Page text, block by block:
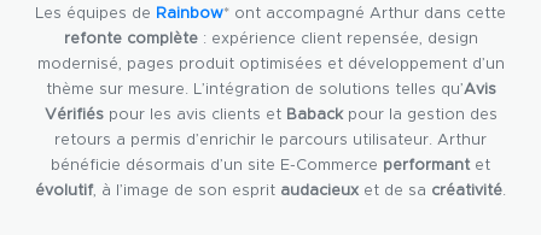
Les équipes de Rainbow* ont accompagné Arthur dans cette
refonte complète: expérience client repensée, design
modernisé, pages produit optimisées et développement d’un
thème sur mesure. L’intégration de solutions telles qu’Avis
Vérifiéspour les avis clients et Babackpour la gestion des
retours a permis d’enrichir le parcours utilisateur. Arthur
bénéficie désormais d’un site E-Commerce performant et
évolutif, à l’image de son esprit audacieux et de sa créativité